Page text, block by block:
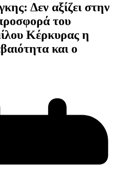
Δεν αξίζει στην
του
Κέρκυρας η
και ο